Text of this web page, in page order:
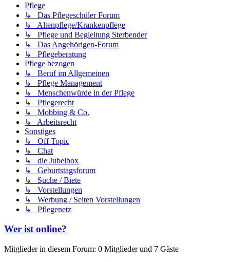
Pflege
↳ Das Pflegeschüler Forum
↳ Altenpflege/Krankenpflege
↳ Pflege und Begleitung Sterbender
↳ Das Angehörigen-Forum
↳ Pflegeberatung
Pflege bezogen
↳ Beruf im Allgemeinen
↳ Pflege Management
↳ Menschenwürde in der Pflege
↳ Pflegerecht
↳ Mobbing & Co.
↳ Arbeitsrecht
Sonstiges
↳ Off Topic
↳ Chat
↳ die Jubelbox
↳ Geburtstagsforum
↳ Suche / Biete
↳ Vorstellungen
↳ Werbung / Seiten Vorstellungen
↳ Pflegenetz
Wer ist online?
Mitglieder in diesem Forum: 0 Mitglieder und 7 Gäste